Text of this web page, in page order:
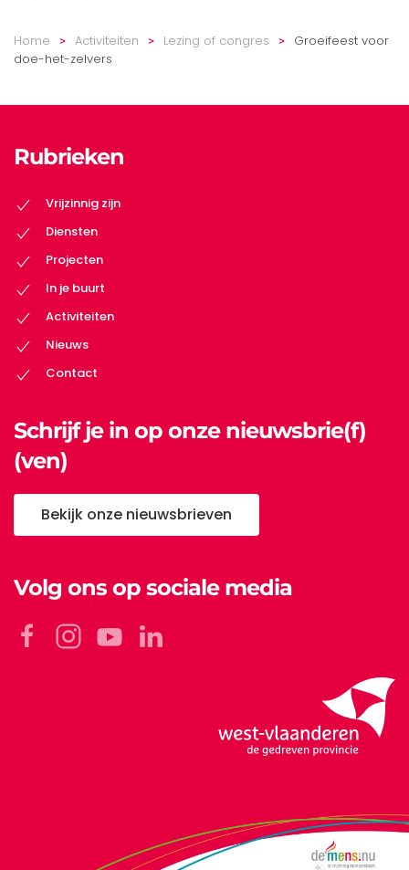
Home Activiteiten Lezing of congres
Groeifeest voor
doe-het-zelvers
Rubrieken
Vrijzinnig zijn
Diensten
Projecten
In je buurt
Activiteiten
Nieuws
Contact
Schrijf je in op onze nieuwsbrie(f)
(ven)
Bekijk onze nieuwsbrieven
Volg ons op sociale media